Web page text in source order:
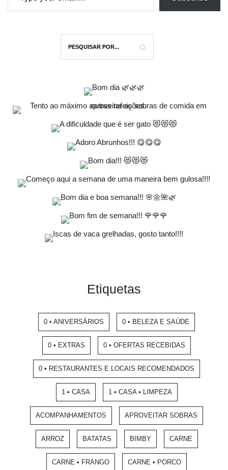
Etiquetas
0 • ANIVERSÁRIOS 0 • BELEZA E SAÚDE
0 • EXTRAS 0 • OFERTAS RECEBIDAS
0 • RESTAURANTES E LOCAIS RECOMENDADOS
1 • CASA 1 • CASA • LIMPEZA
ACOMPANHAMENTOS APROVEITAR SOBRAS
ARROZ BATATAS BIMBY CARNE
CARNE • FRANGO CARNE • PORCO